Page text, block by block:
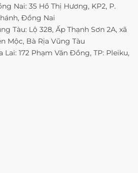
Nai: 35 Hồ Thị Hương, KP2, P.
Đồng Nai
Tàu: Lộ 328, Ấp Thạnh Sơn 2A, xã
Mộc, Bà Rịa Vũng Tàu
172 Phạm Văn Đồng, TP: Pleiku,